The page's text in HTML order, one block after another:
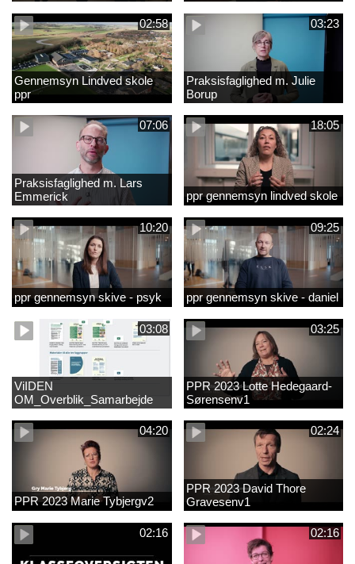
02:58
Gennemsyn Lindved skole
ppr
03:23
Praksisfaglighed m. Julie
Borup
07:06
Praksisfaglighed m. Lars
Emmerick
18:05
ppr gennemsyn lindved skole
10:20
ppr gennemsyn skive - psyk
09:25
ppr gennemsyn skive - daniel
03:08
ViIDEN
OM_Overblik_Samarbejde
med forældre om sproglig
udvikling og forebyggelse af
læsevanskelighede
03:25
PPR 2023 Lotte Hedegaard-
Sørensenv1
04:20
PPR 2023 Marie Tybjergv2
02:24
PPR 2023 David Thore
Gravesenv1
02:16 02:16